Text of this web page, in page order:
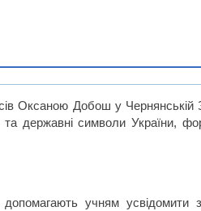
Оксаною Добош у Чернянській
державні символи України,
учням усвідомити